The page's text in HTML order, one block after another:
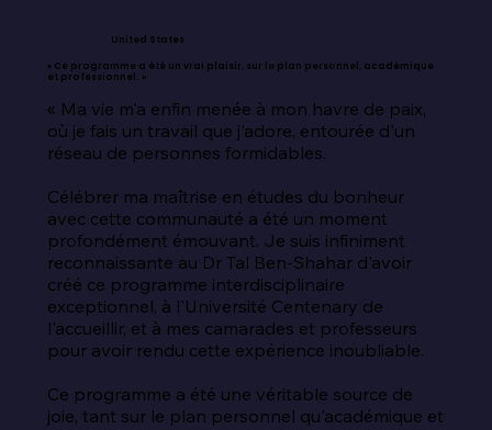
United States
« Ce programme a été un vrai plaisir, sur le plan personnel, académique
et professionnel. »
« Ma vie m'a enfin menée à mon havre de paix,
où je fais un travail que j'adore, entourée d'un
réseau de personnes formidables.
Célébrer ma maîtrise en études du bonheur
avec cette communauté a été un moment
profondément émouvant. Je suis infiniment
reconnaissante au Dr Tal Ben-Shahar d'avoir
créé ce programme interdisciplinaire
exceptionnel, à l'Université Centenary de
l'accueillir, et à mes camarades et professeurs
pour avoir rendu cette expérience inoubliable.
Ce programme a été une véritable source de
joie, tant sur le plan personnel qu'académique et